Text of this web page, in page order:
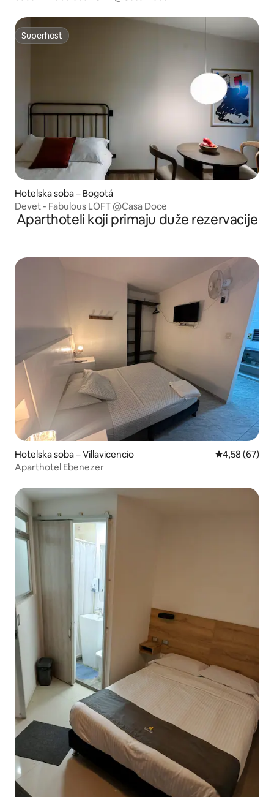
Superhost
Superhost
Hotelska soba – Bogotá
Devet - Fabulous LOFT @Casa Doce
Aparthoteli koji primaju duže rezervacije
Hotelska soba – Villavicencio Prosječna
4,58 (67)
Aparthotel Ebenezer